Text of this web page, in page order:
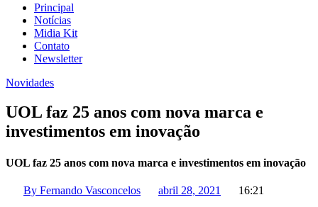
Principal
Notícias
Midia Kit
Contato
Newsletter
Novidades
UOL faz 25 anos com nova marca e
investimentos em inovação
UOL faz 25 anos com nova marca e investimentos em inovação
By Fernando Vasconcelos abril 28, 2021
16:21